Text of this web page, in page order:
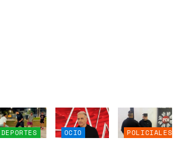
DEPORTES OCIO POLICIALES